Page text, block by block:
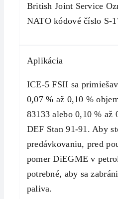
British Joint Service
NATO kódové číslo S-
Aplikácia
ICE-5 FSII sa
0,07 % až 0,10 %
83133 alebo 0,10 % až
DEF Stan 91-91. Aby
predávkovaniu, pred
pomer DiEGME v
potrebné, aby sa
paliva.